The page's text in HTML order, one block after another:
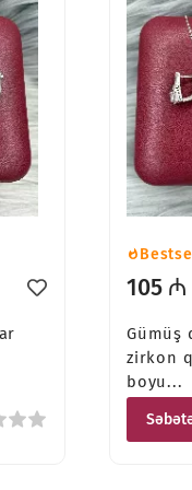
105 ₼
Gümüş
zirkon
boyu...